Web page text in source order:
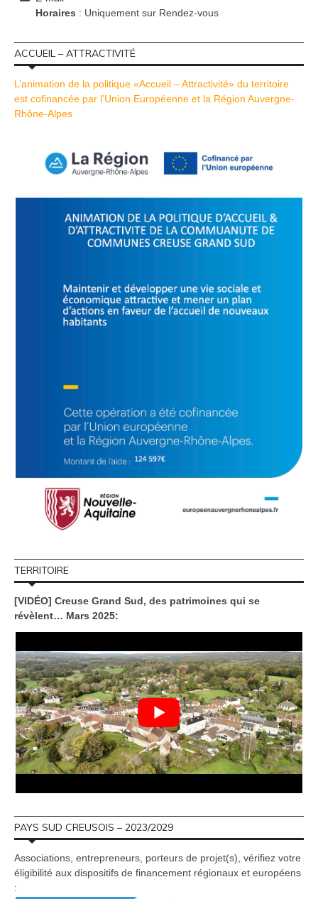
Horaires : Uniquement sur Rendez-vous
ACCUEIL – ATTRACTIVITÉ
L’animation de la politique «Accueil – Attractivité» du territoire
est cofinancée par l’Union Européenne et la Région Auvergne-
Rhône-Alpes
TERRITOIRE
[VIDÉO] Creuse Grand Sud, des patrimoines qui se
révèlent… Mars 2025:
PAYS SUD CREUSOIS – 2023/2029
Associations, entrepreneurs, porteurs de projet(s), vérifiez votre
éligibilité aux dispositifs de financement régionaux et européens
: